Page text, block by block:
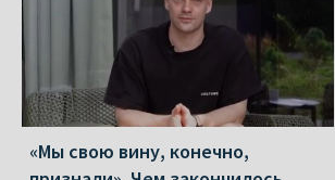
«Мы свою вину, конечно,